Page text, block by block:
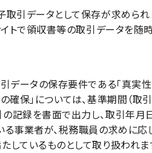
引データとして保存が求めら
トで領収書等の取引データを随
データの保存要件である「真実
の確保」については、基準期間
記録を書面で出力し、取引年月
る事業者が、税務職員の求めに
しているものとして取り扱われま